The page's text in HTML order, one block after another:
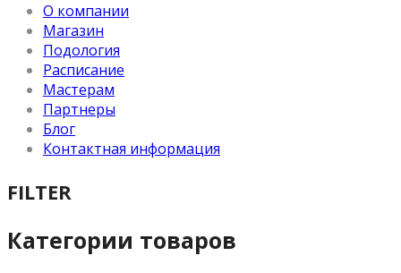
О компании
Магазин
Подология
Расписание
Мастерам
Партнеры
Блог
Контактная информация
FILTER
Категории товаров